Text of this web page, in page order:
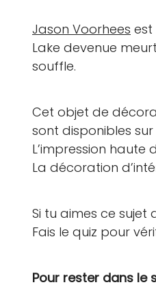
Jason Voorhees est
Lake devenue
souffle.
Cet objet de
sont disponibles sur
L’impression
La décoration
Si tu aimes ce
Fais le quiz pour
Pour rester dans le